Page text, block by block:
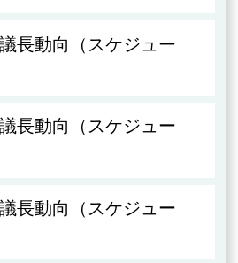
長動向（スケジュー
長動向（スケジュー
長動向（スケジュー